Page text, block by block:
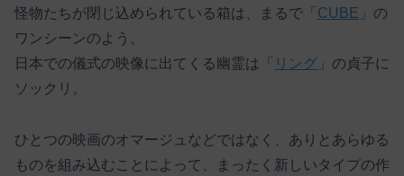
怪物たちが閉じ込められている箱は、まるで「 CUBE 」の
ワンシーンのよう。
日本での儀式の映像に出てくる幽霊は「 リング 」の貞子に
ソックリ。
ひとつの映画のオマージュなどではなく、ありとあらゆる
ものを組み込むことによって、まったく新しいタイプの作